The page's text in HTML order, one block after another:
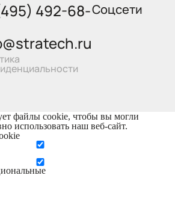
492-68-Соцсети
файлы cookie, чтобы вы могли
использовать наш веб-сайт.